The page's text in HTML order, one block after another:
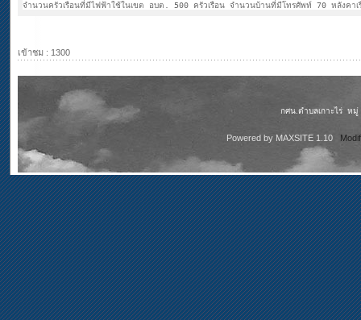
จำนวนครัวเรือนที่มีไฟฟ้าใช้ในเขต อบต. 500 ครัวเรือน จำนวนบ้านที่มีโทรศัพท์ 70 หลังคาเ
เข้าชม : 1300
กศน.ตำบลเกาะไร่ หมู่
Powered by MAXSITE 1.10